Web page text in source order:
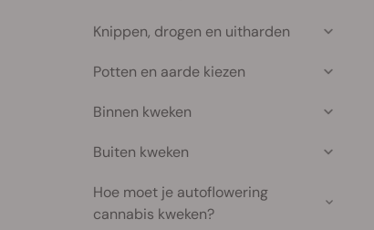
Knippen, drogen en uitharden
Potten en aarde kiezen
Binnen kweken
Buiten kweken
Hoe moet je autoflowering
cannabis kweken?